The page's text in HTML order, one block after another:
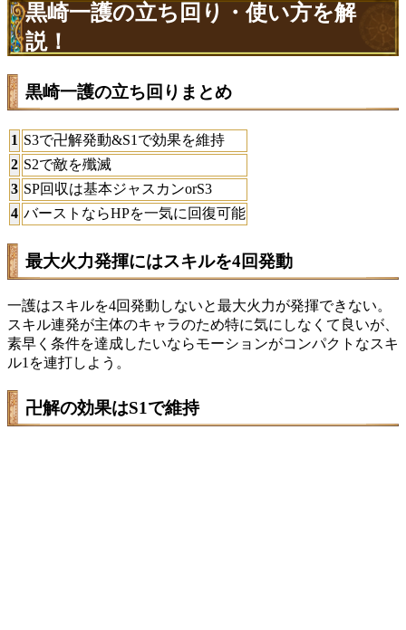
黒崎一護の立ち回り・使い方を解
説！
黒崎一護の立ち回りまとめ
1 S3で卍解発動&S1で効果を維持
2 S2で敵を殲滅
3 SP回収は基本ジャスカンorS3
4 バーストならHPを一気に回復可能
最大火力発揮にはスキルを4回発動
一護はスキルを4回発動しないと最大火力が発揮できない。
スキル連発が主体のキャラのため特に気にしなくて良いが、
素早く条件を達成したいならモーションがコンパクトなスキ
ル1を連打しよう。
卍解の効果はS1で維持